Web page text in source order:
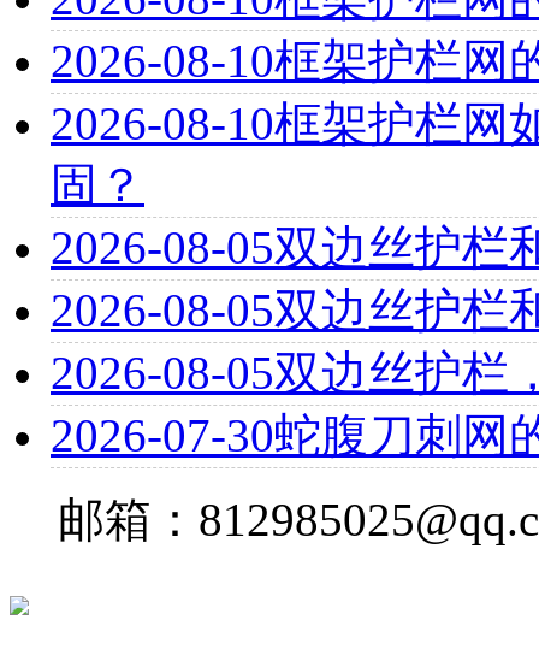
2026-08-10框架护栏网
2026-08-10框架护栏网
固？
2026-08-05双边丝护栏
2026-08-05双边丝护栏
2026-08-05双边丝护栏
2026-07-30蛇腹刀刺网
邮箱：